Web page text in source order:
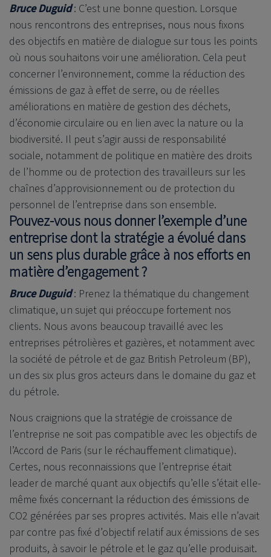
Bruce Duguid : C’est une bonne question. Lorsque
nous rencontrons des entreprises, nous nous fixons
des objectifs en matière de dialogue sur tous les points
où nous souhaitons voir une amélioration. Cela peut
concerner l’environnement, comme la réduction des
émissions de gaz à effet de serre, ou de réelles
améliorations en matière de gestion des déchets,
d’économie circulaire ou en lien avec la nature ou la
biodiversité. Il peut s’agir aussi de responsabilité
sociale, notamment de politique en matière des droits
de l’homme ou de protection des travailleurs sur les
chaînes d’approvisionnement ou de protection du
personnel de l’entreprise dans son ensemble.
Pouvez-vous nous donner l’exemple d’une
entreprise dont la stratégie a évolué dans
un sens plus durable grâce à nos efforts en
matière d’engagement ?
Bruce Duguid : Prenez la thématique du changement
climatique, un sujet qui préoccupe fortement nos
clients. Nous avons beaucoup travaillé avec les
entreprises pétrolières et gazières, et notamment avec
la société de pétrole et de gaz British Petroleum (BP),
un des six plus gros acteurs dans le domaine du gaz et
du pétrole.
Nous craignions que la stratégie de croissance de
l’entreprise ne soit pas compatible avec les objectifs de
l’Accord de Paris (sur le réchauffement climatique).
Certes, nous reconnaissions que l’entreprise était
leader de marché quant aux objectifs qu’elle s’était elle-
même fixés concernant la réduction des émissions de
CO2 générées par ses propres activités. Mais elle n’avait
par contre pas fixé d’objectif relatif aux émissions de ses
produits, à savoir le pétrole et le gaz qu’elle produisait.